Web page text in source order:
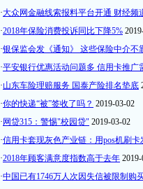
·大众网金融线索报料平台开通 财经频
·2018年保险消费投诉同比下降5%
·银保监会发《通知》 这些保险中介不
·平安银行优惠活动问题多 信用卡推广
·山东车险理赔服务 国泰产险排名垫底
·你的快递“被”签收了吗？ 2019-03-02
· 网贷315：警惕"校园贷" 2019-03-02
·信用卡套现灰色产业链：用pos机刷卡
·2018年顾客满意度指数高于去年
·中国已有1746万人次因失信被限制购